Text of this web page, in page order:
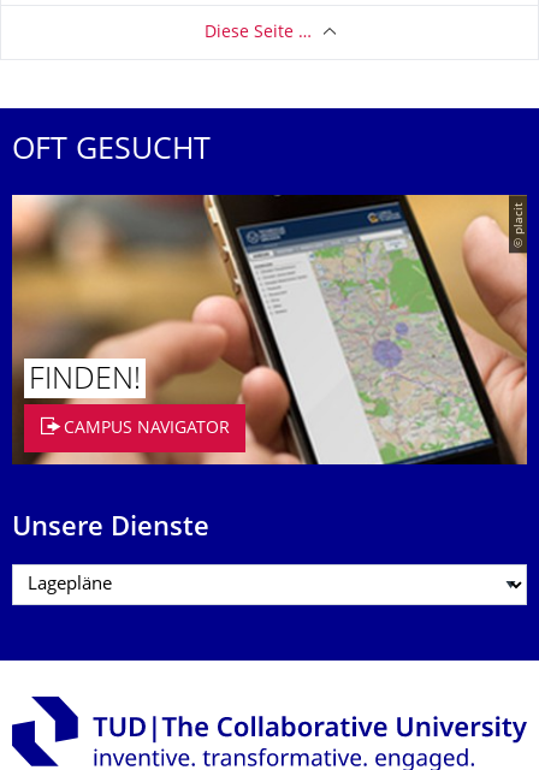
Diese Seite …
OFT GESUCHT
© placit
FINDEN!
CAMPUS NAVIGATOR
Unsere Dienste